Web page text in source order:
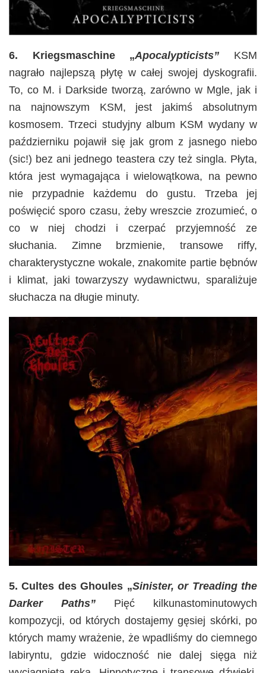
6. Kriegsmaschine „Apocalypticists” KSM
nagrało najlepszą płytę w całej swojej dyskografii.
To, co M. i Darkside tworzą, zarówno w Mgle, jak i
na najnowszym KSM, jest jakimś absolutnym
kosmosem. Trzeci studyjny album KSM wydany w
październiku pojawił się jak grom z jasnego niebo
(sic!) bez ani jednego teastera czy też singla. Płyta,
która jest wymagająca i wielowątkowa, na pewno
nie przypadnie każdemu do gustu. Trzeba jej
poświęcić sporo czasu, żeby wreszcie zrozumieć, o
co w niej chodzi i czerpać przyjemność ze
słuchania. Zimne brzmienie, transowe riffy,
charakterystyczne wokale, znakomite partie bębnów
i klimat, jaki towarzyszy wydawnictwu, sparaliżuje
słuchacza na długie minuty.
5. Cultes des Ghoules „Sinister, or Treading the
Darker Paths” Pięć kilkunastominutowych
kompozycji, od których dostajemy gęsiej skórki, po
których mamy wrażenie, że wpadliśmy do ciemnego
labiryntu, gdzie widoczność nie dalej sięga niż